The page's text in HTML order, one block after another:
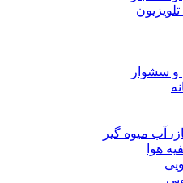
و سشوار
آب میوه گیر
هوا